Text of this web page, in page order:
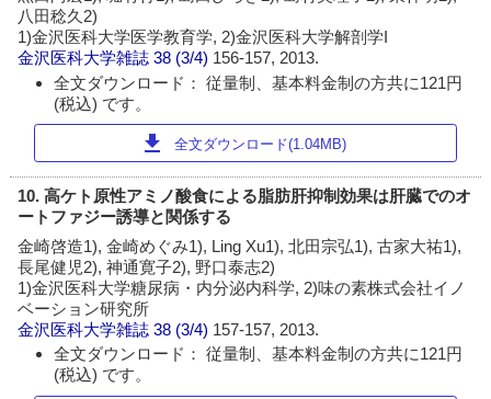
八田稔久2)
1)金沢医科大学医学教育学, 2)金沢医科大学解剖学I
金沢医科大学雑誌 38 (3/4) 156-157, 2013.
全文ダウンロード： 従量制、基本料金制の方共に121円
(税込) です。
download 全文ダウンロード(1.04MB)
10. 高ケト原性アミノ酸食による脂肪肝抑制効果は肝臓でのオ
ートファジー誘導と関係する
金崎啓造1), 金崎めぐみ1), Ling Xu1), 北田宗弘1), 古家大祐1),
長尾健児2), 神通寛子2), 野口泰志2)
1)金沢医科大学糖尿病・内分泌内科学, 2)味の素株式会社イノ
ベーション研究所
金沢医科大学雑誌 38 (3/4) 157-157, 2013.
全文ダウンロード： 従量制、基本料金制の方共に121円
(税込) です。